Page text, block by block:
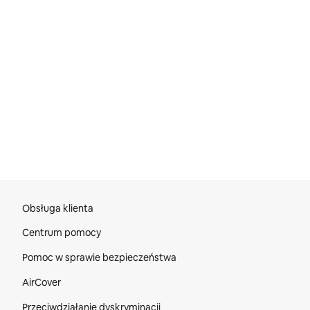
Obsługa klienta
Centrum pomocy
Pomoc w sprawie bezpieczeństwa
AirCover
Przeciwdziałanie dyskryminacji